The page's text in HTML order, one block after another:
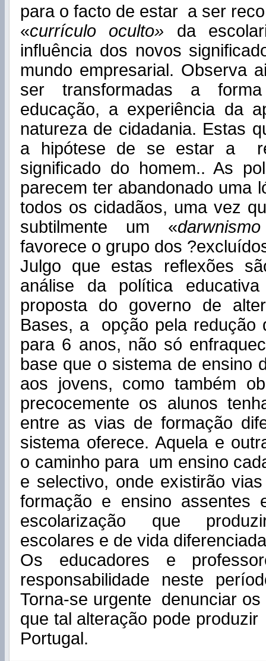
para o facto de estar a ser
«currículo oculto» da
influência dos novos
mundo empresarial. Observa
ser transformadas a
educação, a experiência da
natureza de cidadania. Estas
a hipótese de se estar a
significado do homem.. As
parecem ter abandonado uma
todos os cidadãos, uma vez
subtilmente um «
favorece o grupo dos
Julgo que estas reflexões
análise da política
proposta do governo de
Bases, a opção pela redução
para 6 anos, não só
base que o sistema de ensino
aos jovens, como também
precocemente os alunos
entre as vias de formação
sistema oferece. Aquela e
o caminho para um ensino
e selectivo, onde existirão
formação e ensino assentes
escolarização que
escolares e de vida
Os educadores e
responsabilidade neste
Torna-se urgente denunciar
que tal alteração pode
Portugal.